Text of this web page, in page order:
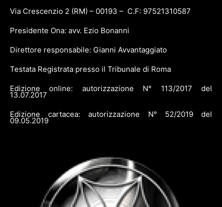
Via Crescenzio 2 (RM) – 00193 – C.F: 97521310587
Presidente Ona: avv. Ezio Bonanni
Direttore responsabile: Gianni Avvantaggiato
Testata Registrata presso il Tribunale di Roma
Edizione online: autorizzazione N° 113/2017 del
13.07.2017
Edizione cartacea: autorizzazione N° 52/2019 del
09.05.2019